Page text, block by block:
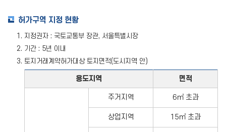
허가구역 지정 현황
지정권자 : 국토교통부 장관, 서울특별시장
기간 : 5년 이내
토지거래계약허가대상 토지면적(도시지역 안)
용도지역 면적
주거지역 6㎡ 초과
상업지역 15㎡ 초과